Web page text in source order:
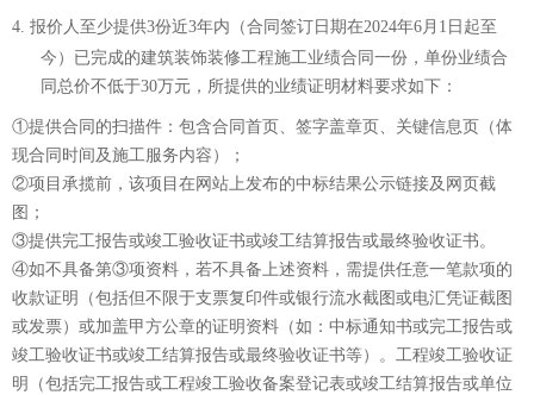
4. 报价人 至少提供3份近3年内（合同签订日期在2024年6月 1 日起至
今）已完成的建筑装饰装修工程施工业绩合同 一份 ，单份业绩合
同总价不低于30万元， 所提供的业绩证明材料要求如下：
①提供合同的扫描件：包含合同首页、签字盖章页、关键信息页（体
现合同时间及施工服务内容）
；
②项目承揽前， 该项目在网站上发布的中标结果公示链接及网页截
图 ；
③提供完工报告或竣工验收证书或竣工结算报告或最终验收证书。
④如不具备第③项资料，若不具备上述资料，需提供任意一笔款项的
收款证明（包括但不限于支票复印件或银行流水截图或电汇凭证截图
或发票）或加盖甲方公章的证明资料（如：中标通知书或完工报告或
竣工验收证书或竣工结算报告或最终验收证书等）。工程竣工验收证
明（包括完工报告或工程竣工验收备案登记表或竣工结算报告或单位